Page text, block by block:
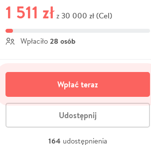
1 511 zł z 30 000 zł (Cel)
Wpłaciło 28 osób
Wpłać teraz
Udostępnij
164 udostępnienia